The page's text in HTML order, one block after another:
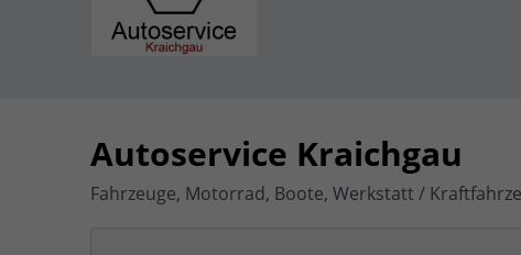
Autoservice Kraichgau
Fahrzeuge, Motorrad, Boote, Werkstatt /